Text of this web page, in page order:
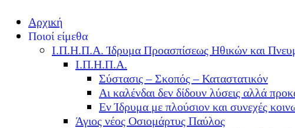
Αρχική
Ποιοί είμεθα
Ι.Π.Η.Π.Α. Ίδρυμα Προασπίσεως Ηθικών και
Ι.Π.Η.Π.Α.
Σύστασις – Σκοπός – Καταστατικόν
Αι καλένδαι δεν δίδουν λύσεις αλλά
Εν Ίδρυμα με πλούσιον και συνεχές
Άγιος νέος Οσιομάρτυς Παύλος